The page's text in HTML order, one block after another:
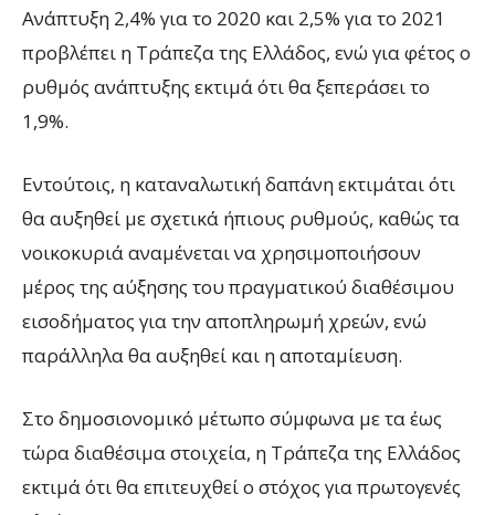
Ανάπτυξη 2,4% για το 2020 και 2,5% για το 2021
προβλέπει η Τράπεζα της Ελλάδος, ενώ για φέτος ο
ρυθμός ανάπτυξης εκτιμά ότι θα ξεπεράσει το
1,9%.
Εντούτοις, η καταναλωτική δαπάνη εκτιμάται ότι
θα αυξηθεί με σχετικά ήπιους ρυθμούς, καθώς τα
νοικοκυριά αναμένεται να χρησιμοποιήσουν
μέρος της αύξησης του πραγματικού διαθέσιμου
εισοδήματος για την αποπληρωμή χρεών, ενώ
παράλληλα θα αυξηθεί και η αποταμίευση.
Στο δημοσιονομικό μέτωπο σύμφωνα με τα έως
τώρα διαθέσιμα στοιχεία, η Τράπεζα της Ελλάδος
εκτιμά ότι θα επιτευχθεί ο στόχος για πρωτογενές